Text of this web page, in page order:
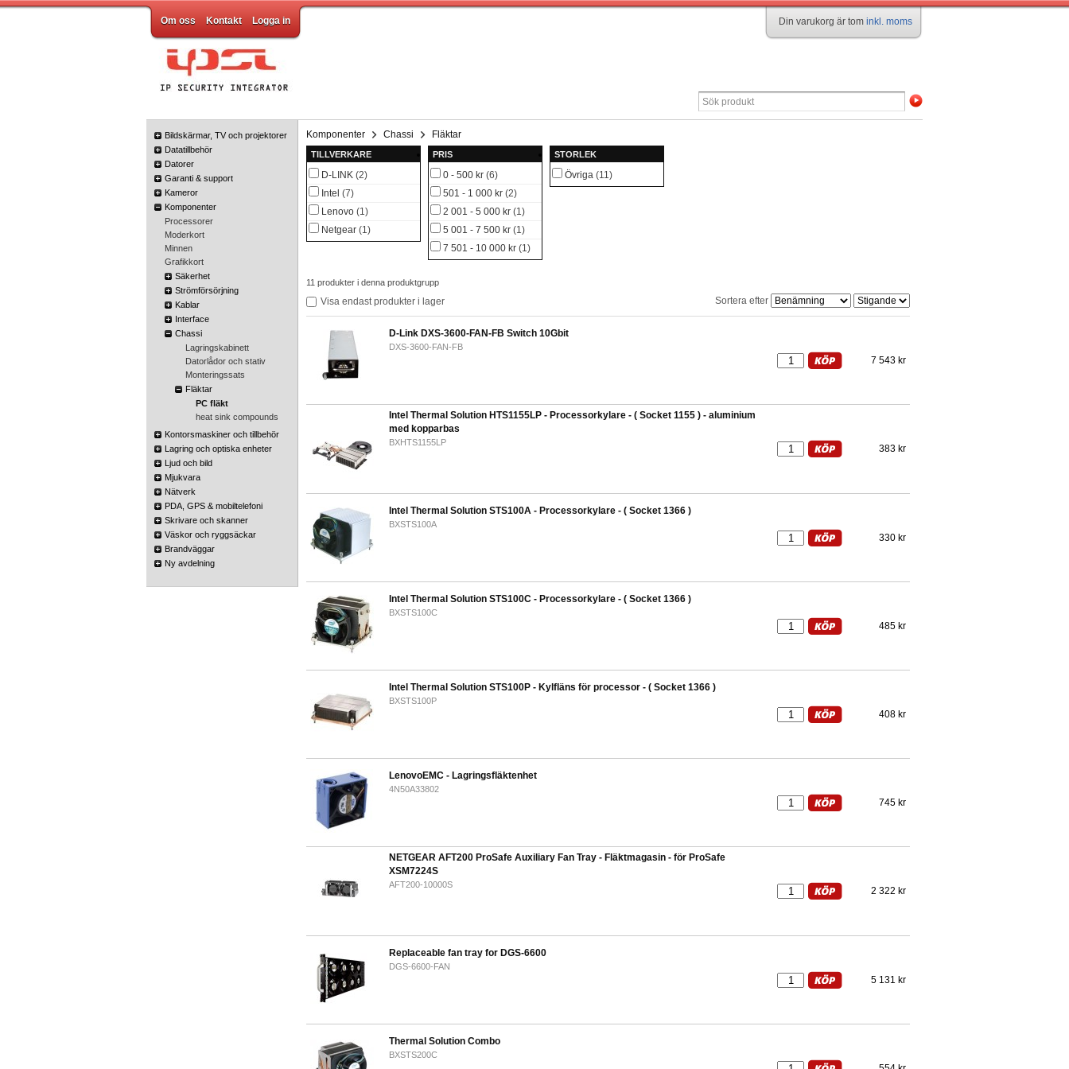
Om oss Kontakt Logga in Din varukorg är tom inkl. moms
Bildskärmar, TV och projektorer
Datatillbehör
Datorer
Garanti & support
Kameror
Komponenter
Processorer
Moderkort
Minnen
Grafikkort
Säkerhet
Strömförsörjning
Kablar
Interface
Chassi
Lagringskabinett
Datorlådor och stativ
Monteringssats
Fläktar
PC fläkt
heat sink compounds
Kontorsmaskiner och tillbehör
Lagring och optiska enheter
Ljud och bild
Mjukvara
Nätverk
PDA, GPS & mobiltelefoni
Skrivare och skanner
Väskor och ryggsäckar
Brandväggar
Ny avdelning
Komponenter Chassi Fläktar
TILLVERKARE
D-LINK (2)
Intel (7)
Lenovo (1)
Netgear (1)
PRIS
0 - 500 kr (6)
501 - 1 000 kr (2)
2 001 - 5 000 kr (1)
5 001 - 7 500 kr (1)
7 501 - 10 000 kr (1)
STORLEK
Övriga (11)
11 produkter i denna produktgrupp
Visa endast produkter i lager Sortera efter
D-Link DXS-3600-FAN-FB Switch 10Gbit
DXS-3600-FAN-FB
7 543 kr
Intel Thermal Solution HTS1155LP - Processorkylare - ( Socket 1155 ) - aluminium
med kopparbas
BXHTS1155LP
383 kr
Intel Thermal Solution STS100A - Processorkylare - ( Socket 1366 )
BXSTS100A
330 kr
Intel Thermal Solution STS100C - Processorkylare - ( Socket 1366 )
BXSTS100C
485 kr
Intel Thermal Solution STS100P - Kylfläns för processor - ( Socket 1366 )
BXSTS100P
408 kr
LenovoEMC - Lagringsfläktenhet
4N50A33802
745 kr
NETGEAR AFT200 ProSafe Auxiliary Fan Tray - Fläktmagasin - för ProSafe
XSM7224S
AFT200-10000S
2 322 kr
Replaceable fan tray for DGS-6600
DGS-6600-FAN
5 131 kr
Thermal Solution Combo
BXSTS200C